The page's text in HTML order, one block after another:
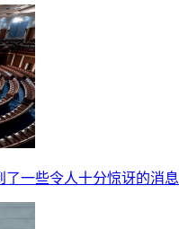
一些令人十分惊讶的消息